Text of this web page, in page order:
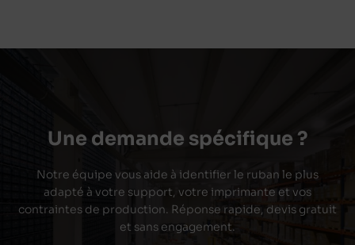
Une demande spécifique ?
Notre équipe vous aide à identifier le ruban le plus
adapté à votre support, votre imprimante et vos
contraintes de production. Réponse rapide, devis gratuit
et sans engagement.